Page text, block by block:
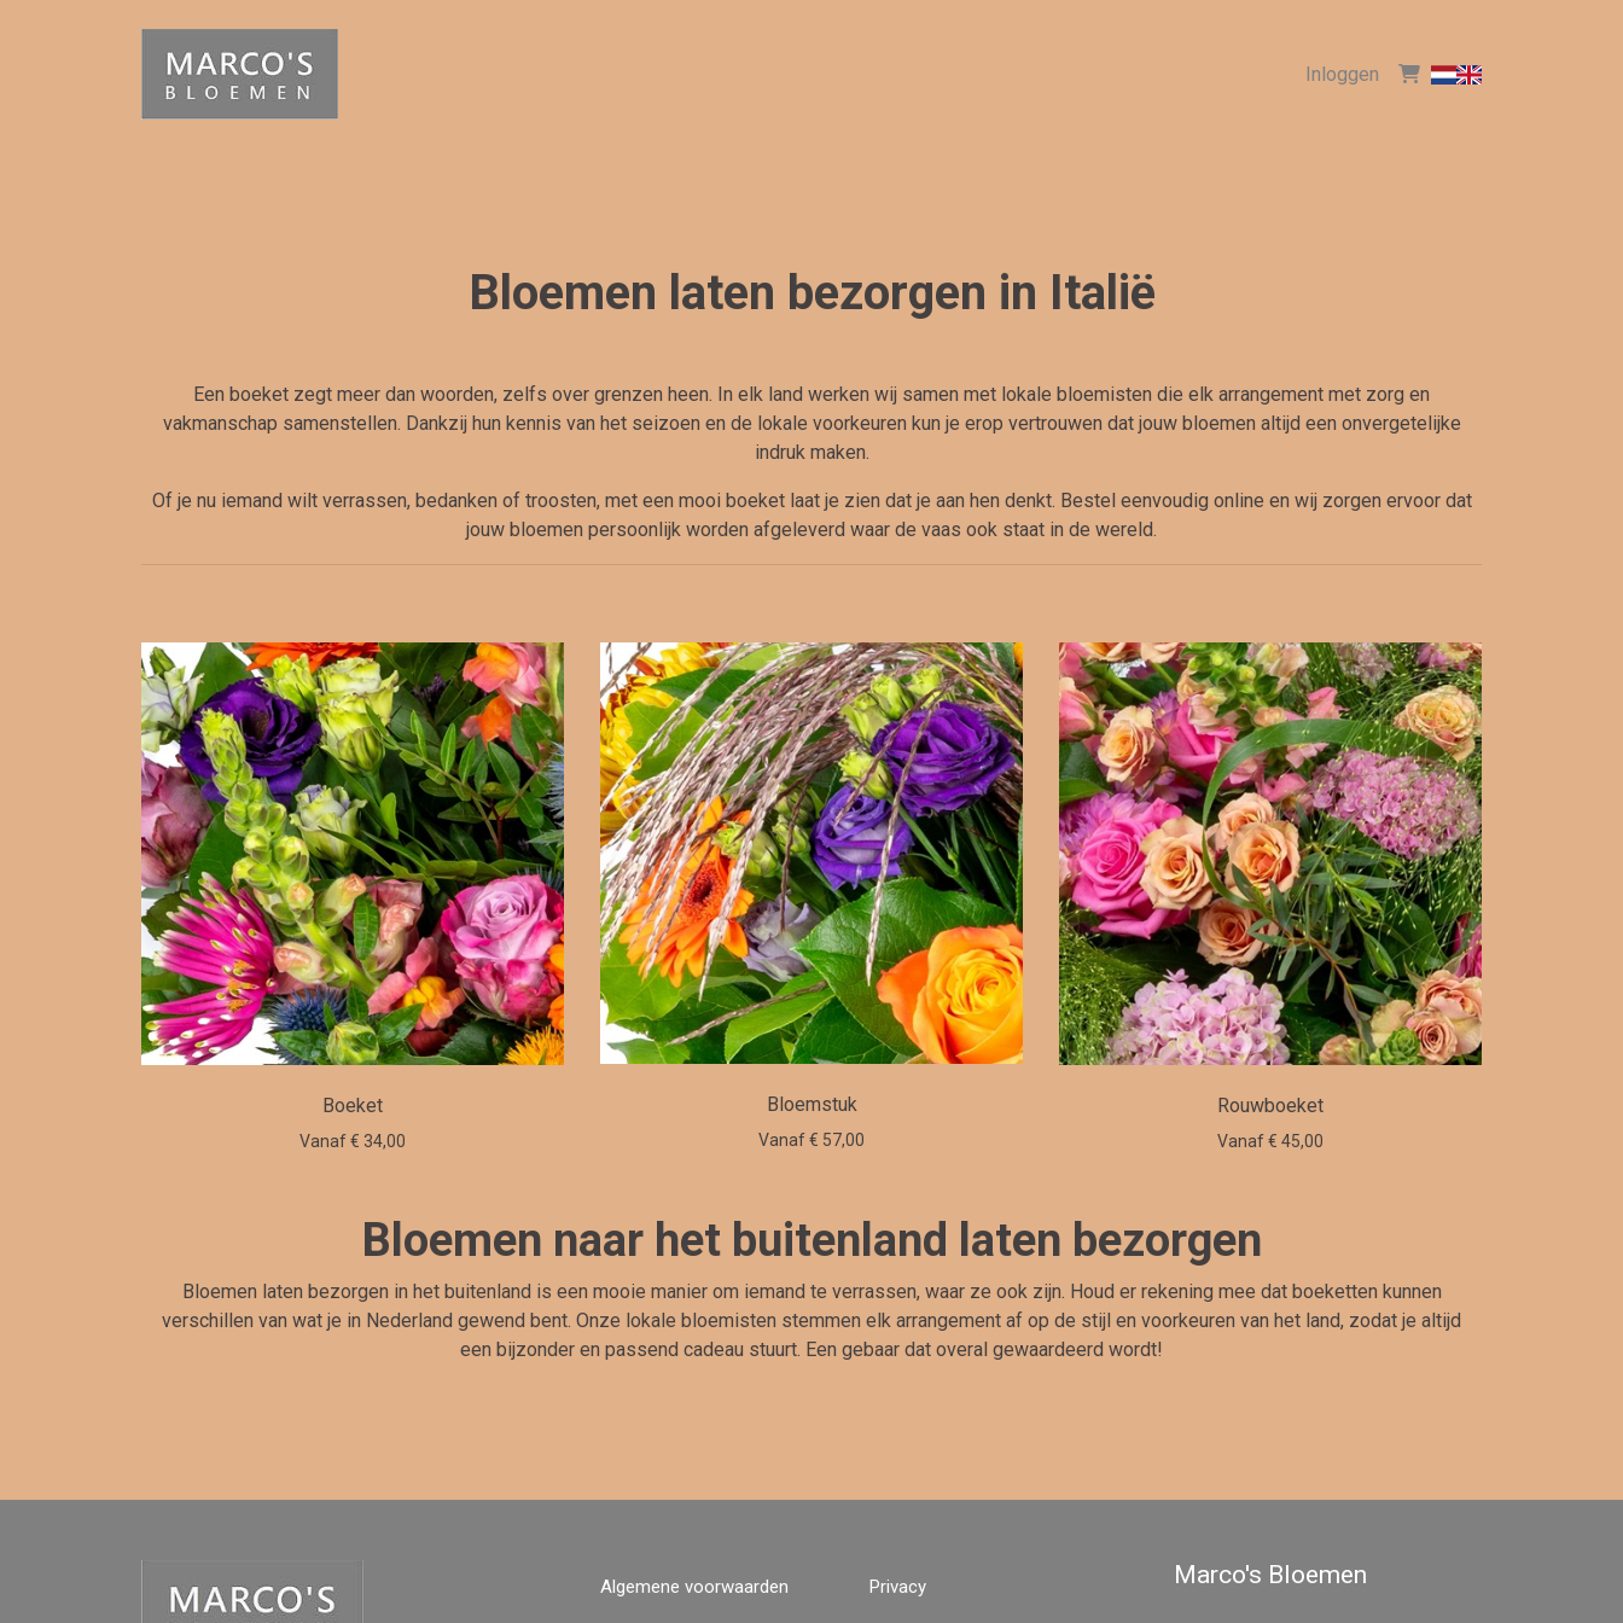
Inloggen
Bloemen laten bezorgen in Italië
Een boeket zegt meer dan woorden, zelfs over grenzen heen. In elk land werken wij samen met lokale bloemisten die elk arrangement met zorg en
vakmanschap samenstellen. Dankzij hun kennis van het seizoen en de lokale voorkeuren kun je erop vertrouwen dat jouw bloemen altijd een onvergetelijke
indruk maken.
Of je nu iemand wilt verrassen, bedanken of troosten, met een mooi boeket laat je zien dat je aan hen denkt. Bestel eenvoudig online en wij zorgen ervoor dat
jouw bloemen persoonlijk worden afgeleverd waar de vaas ook staat in de wereld.
Boeket
Vanaf € 34,00
Bloemstuk
Vanaf € 57,00
Rouwboeket
Vanaf € 45,00
Bloemen naar het buitenland laten bezorgen
Bloemen laten bezorgen in het buitenland is een mooie manier om iemand te verrassen, waar ze ook zijn. Houd er rekening mee dat boeketten kunnen
verschillen van wat je in Nederland gewend bent. Onze lokale bloemisten stemmen elk arrangement af op de stijl en voorkeuren van het land, zodat je altijd
een bijzonder en passend cadeau stuurt. Een gebaar dat overal gewaardeerd wordt!
Algemene voorwaarden Privacy Marco's Bloemen